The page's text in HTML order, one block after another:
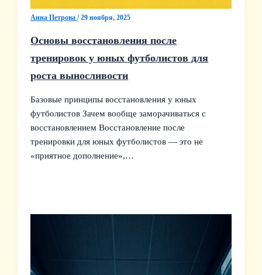
Анна Петрова/29 ноября, 2025
Основы восстановления после
тренировок у юных футболистов для
роста выносливости
Базовые принципы восстановления у юных
футболистов Зачем вообще заморачиваться с
восстановлением Восстановление после
тренировки для юных футболистов — это не
«приятное дополнение»,…